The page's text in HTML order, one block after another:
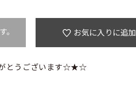
。 お気に入りに追加
とうございます☆★☆